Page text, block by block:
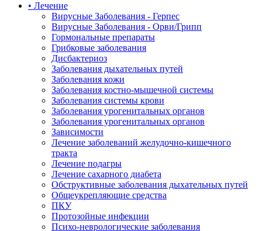
• Лечение
Вирусные Заболевания - Герпес
Вирусные Заболевания - Орви/Грипп
Гормональные препараты
Грибковые заболевания
Дисбактериоз
Заболевания дыхательных путей
Заболевания кожи
Заболевания костно-мышечной системы
Заболевания системы крови
Заболевания урогенитальных органов
Заболевания урогенитальных органов
Зависимости
Лечение заболеваний желудочно-кишечного
тракта
Лечение подагры
Лечение сахарного диабета
Обструктивные заболевания дыхательных путей
Общеукрепляющие средства
ПКУ
Протозойные инфекции
Психо-неврологические заболевания